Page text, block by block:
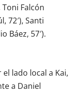
Falcón
72′), Santi
Báez, 57′).
lado local a Kai,
a Daniel